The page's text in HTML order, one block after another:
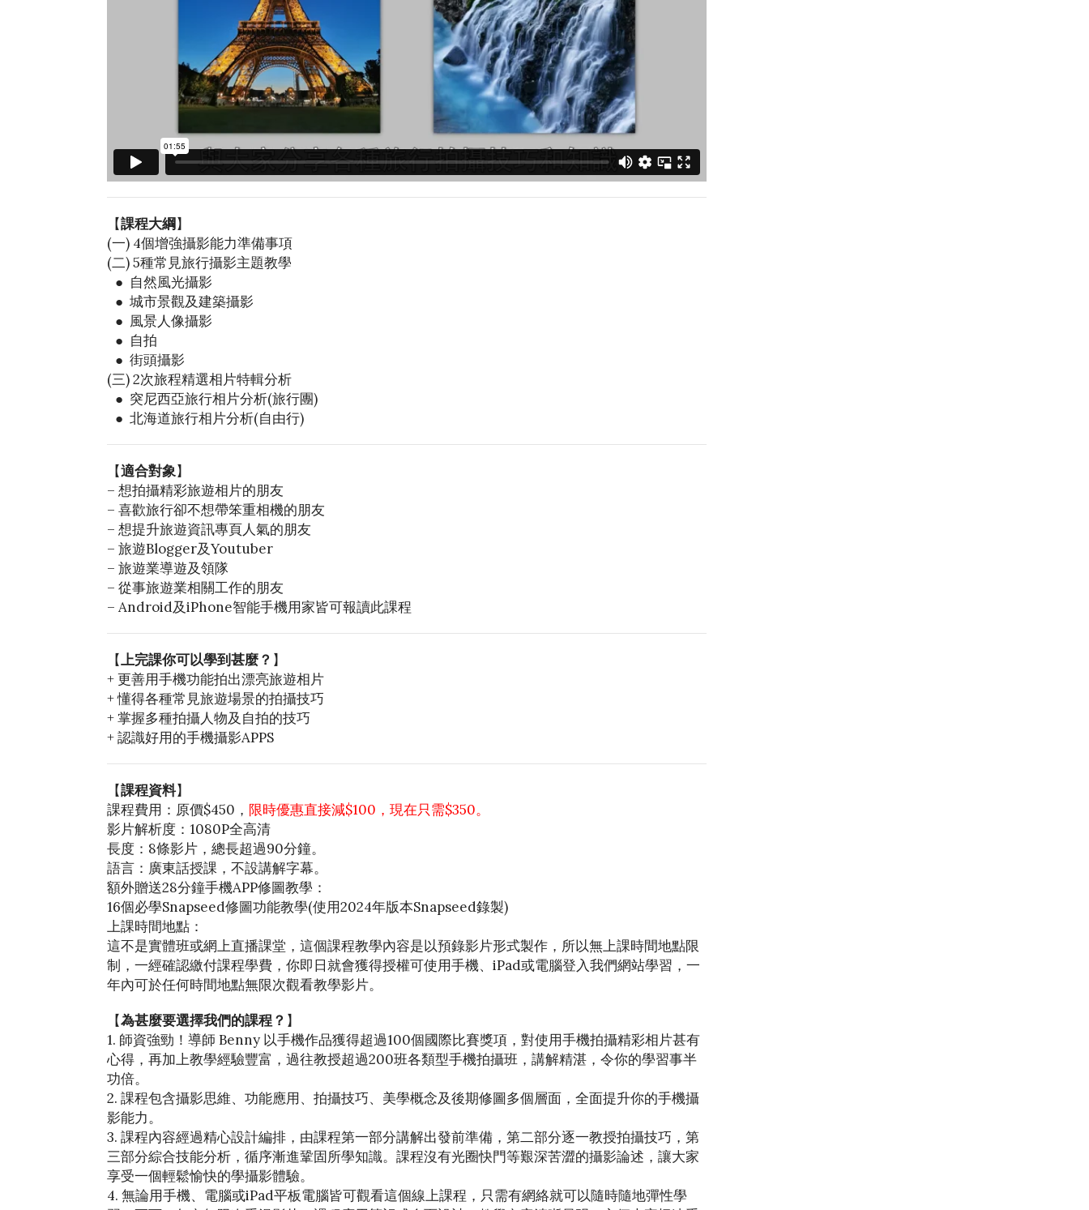
【課程大綱】
(一) 4個增強攝影能力準備事項
(二) 5種常見旅行攝影主題教學
● 自然風光攝影
● 城市景觀及建築攝影
● 風景人像攝影
● 自拍
● 街頭攝影
(三) 2次旅程精選相片特輯分析
● 突尼西亞旅行相片分析(旅行團)
● 北海道旅行相片分析(自由行)
【適合對象】
– 想拍攝精彩旅遊相片的朋友
– 喜歡旅行卻不想帶笨重相機的朋友
– 想提升旅遊資訊專頁人氣的朋友
– 旅遊Blogger及Youtuber
– 旅遊業導遊及領隊
– 從事旅遊業相關工作的朋友
– Android及iPhone智能手機用家皆可報讀此課程
【上完課你可以學到甚麼？ 】
+ 更善用手機功能拍出漂亮旅遊相片
+ 懂得各種常見旅遊場景的拍攝技巧
+ 掌握多種拍攝人物及自拍的技巧
+ 認識好用的手機攝影APPS
【課程資料】
課程費用：原價$450， 限時優惠直接減$100，現在只需$350。
影片解析度：1080P全高清
長度：8條影片，總長超過90分鐘。
語言：廣東話授課，不設講解字幕。
額外贈送28分鐘手機APP修圖教學：
16個必學Snapseed修圖功能教學(使用2024年版本Snapseed錄製)
上課時間地點：
這不是實體班或網上直播課堂，這個課程教學內容是以預錄影片形式製作，所以無上課時間地點限
制，一經確認繳付課程學費，你即日就會獲得授權可使用手機、iPad或電腦登入我們網站學習，一
年內可於任何時間地點無限次觀看教學影片。
【為甚麼要選擇我們的課程？ 】
1. 師資強勁！導師 Benny 以手機作品獲得超過100個國際比賽獎項，對使用手機拍攝精彩相片甚有
心得，再加上教學經驗豐富，過往教授超過200班各類型手機拍攝班，講解精湛，令你的學習事半
功倍。
2. 課程包含攝影思維、功能應用、拍攝技巧、美學概念及後期修圖多個層面，全面提升你的手機攝
影能力。
3. 課程內容經過精心設計編排，由課程第一部分講解出發前準備，第二部分逐一教授拍攝技巧，第
三部分綜合技能分析，循序漸進鞏固所學知識。課程沒有光圈快門等艱深苦澀的攝影論述，讓大家
享受一個輕鬆愉快的學攝影體驗。
4. 無論用手機、電腦或iPad平板電腦皆可觀看這個線上課程，只需有網絡就可以隨時隨地彈性學